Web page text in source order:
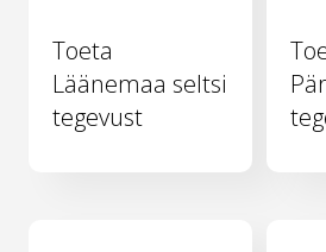
Toeta
Läänemaa seltsi
tegevust